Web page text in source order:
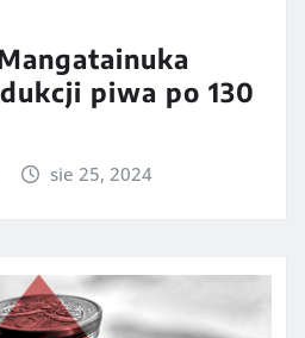
piwa po 130
sie 25, 2024